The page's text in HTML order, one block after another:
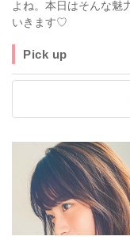
よね。本日はそんな魅
いきます♡
Pick up